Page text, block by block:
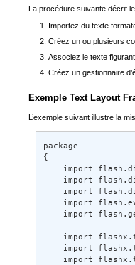
La procédure suivante décrit
Importez du texte
Créez un ou plusieurs
Associez le texte
Créez un gestionnaire
Exemple Text Layout
L’exemple suivant illustre la
package
{
import
import
import
import
import
import
import
import